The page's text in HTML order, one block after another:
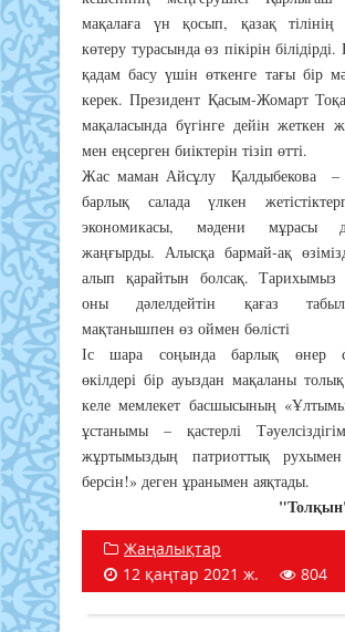
мақалаға үн қосып, қазақ тілінің
көтеру турасында өз пікірін
қадам басу үшін өткенге тағы бір
керек. Президент Қасым-Жомарт
мақаласында бүгінге дейін жеткен
мен еңсерген биіктерін тізіп өтті.
Жас маман Айсұлу Қалдыбекова –
барлық салада үлкен
экономикасы, мәдени мұрасы
жаңғырды. Алысқа бармай-ақ
алып қарайтын болсақ. Тарихымыз
оны дәлелдейтін қағаз
мақтанышпен өз оймен бөлісті
Іс шара соңында барлық өнер
өкілдері бір ауыздан мақаланы
келе мемлекет басшысының
ұстанымы – қастерлі
жұртымыздың патриоттық рухымен
берсін!» деген ұранымен аяқтады.
Жаңалықтар
12 қаңтар 2021 ж.
804